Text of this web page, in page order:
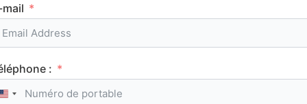
CLASSEMENTS
:
United States +1